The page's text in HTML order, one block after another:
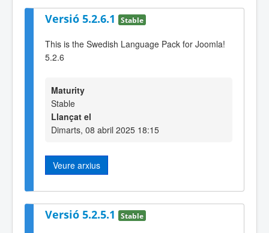
Versió 5.2.6.1 Stable
This is the Swedish Language Pack for Joomla!
5.2.6
Maturity
Stable
Llançat el
Dimarts, 08 abril 2025 18:15
Veure arxius
Versió 5.2.5.1 Stable